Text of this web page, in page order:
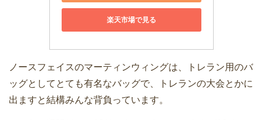
楽天市場で見る
ノースフェイスのマーティンウィングは、トレラン用のバ
ッグとしてとても有名なバッグで、トレランの大会とかに
出ますと結構みんな背負っています。